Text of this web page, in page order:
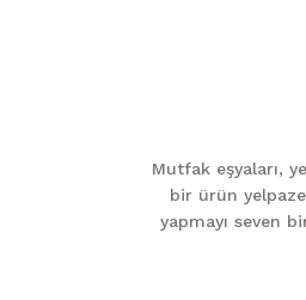
Ürün bilgilerinde hatalar
Ürün fiyatı diğer sitelerden
Mutfak eşyaları,
bir ürün
yapmayı seven